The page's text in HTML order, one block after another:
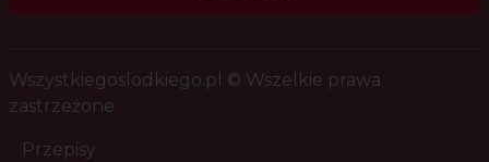
Wszystkiegoslodkiego.pl © Wszelkie prawa
zastrzeżone
Przepisy